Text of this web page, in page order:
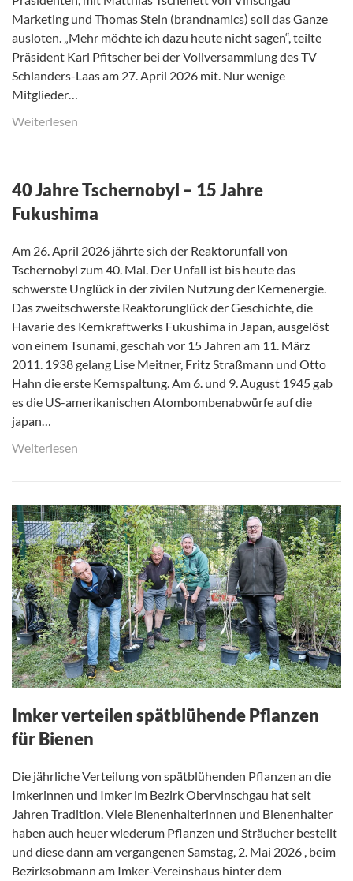
Marketing und Thomas Stein (brandnamics) soll das Ganze
ausloten. „Mehr möchte ich dazu heute nicht sagen“, teilte
Präsident Karl Pfitscher bei der Vollversammlung des TV
Schlanders-Laas am 27. April 2026 mit. Nur wenige
Mitglieder…
Weiterlesen
40 Jahre Tschernobyl – 15 Jahre
Fukushima
Am 26. April 2026 jährte sich der Reaktorunfall von
Tschernobyl zum 40. Mal. Der Unfall ist bis heute das
schwerste Unglück in der zivilen Nutzung der Kernenergie.
Das zweitschwerste Reaktorunglück der Geschichte, die
Havarie des Kernkraftwerks Fukushima in Japan, ausgelöst
von einem Tsunami, geschah vor 15 Jahren am 11. März
2011. 1938 gelang Lise Meitner, Fritz Straßmann und Otto
Hahn die erste Kernspaltung. Am 6. und 9. August 1945 gab
es die US-amerikanischen Atombombenabwürfe auf die
japan…
Weiterlesen
Imker verteilen spätblühende Pflanzen
für Bienen
Die jährliche Verteilung von spätblühenden Pflanzen an die
Imkerinnen und Imker im Bezirk Obervinschgau hat seit
Jahren Tradition. Viele Bienenhalterinnen und Bienenhalter
haben auch heuer wiederum Pflanzen und Sträucher bestellt
und diese dann am vergangenen Samstag, 2. Mai 2026 , beim
Bezirksobmann am Imker-Vereinshaus hinter dem